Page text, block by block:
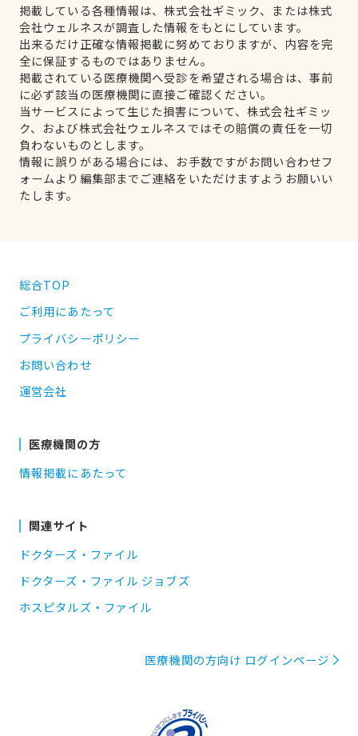
掲載している各種情報は、株式会社ギミック、または株式
会社ウェルネスが調査した情報をもとにしています。
出来るだけ正確な情報掲載に努めておりますが、内容を完
全に保証するものではありません。
掲載されている医療機関へ受診を希望される場合は、事前
に必ず該当の医療機関に直接ご確認ください。
当サービスによって生じた損害について、株式会社ギミッ
ク、および株式会社ウェルネスではその賠償の責任を一切
負わないものとします。
情報に誤りがある場合には、お手数ですがお問い合わせフ
ォームより編集部までご連絡をいただけますようお願いい
たします。
総合TOP
ご利用にあたって
プライバシーポリシー
お問い合わせ
運営会社
医療機関の方
情報掲載にあたって
関連サイト
ドクターズ・ファイル
ドクターズ・ファイル ジョブズ
ホスピタルズ・ファイル
医療機関の方向け ログインページ